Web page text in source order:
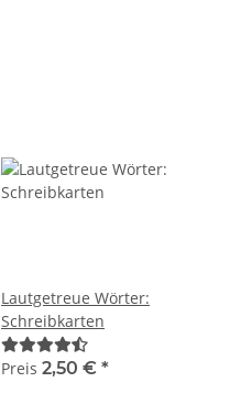
Lautgetreue Wörter:
Schreibkarten
Preis 2,50 € *